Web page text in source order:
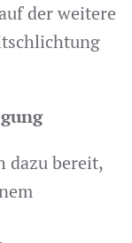
der weitere
dazu bereit,